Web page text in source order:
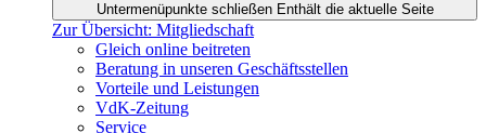
Untermenüpunkte schließen Enthält die aktuelle Seite
Zur Übersicht: Mitgliedschaft
Gleich online beitreten
Beratung in unseren Geschäftsstellen
Vorteile und Leistungen
VdK-Zeitung
Service